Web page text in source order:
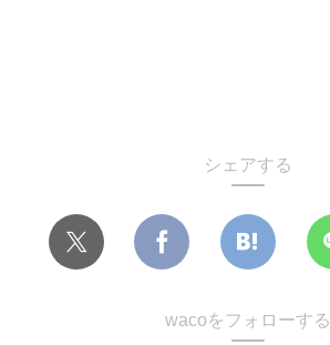
シェアする
wacoをフォローする